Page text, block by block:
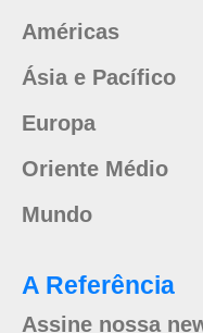
Américas
Ásia e Pacífico
Europa
Oriente Médio
Mundo
A Referência
Assine nossa